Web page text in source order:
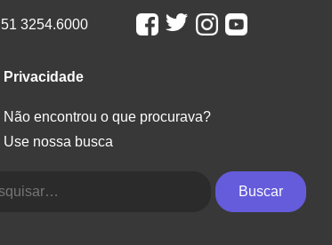
51 3254.6000
Privacidade
Não encontrou o que procurava?
Use nossa busca
Buscar